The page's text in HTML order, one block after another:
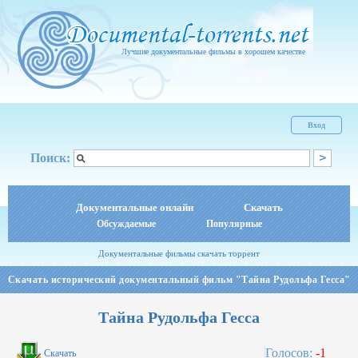
Лучшие документальные фильмы в хорошем качестве
Вход
Поиск:
Документальные онлайн Скачать
Обсуждаемые Популярные
Документальные фильмы скачать торрент
Скачать исторический документальный фильм "Тайна Рудольфа Гесса"
Тайна Рудольфа Гесса
Скачать Голосов: -1